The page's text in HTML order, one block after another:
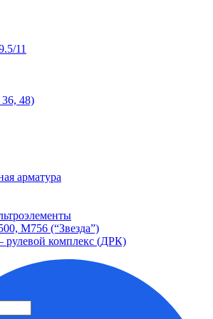
11
48)
арматура
М756 (“Звезда”)
рулевой комплекс (ДРК)